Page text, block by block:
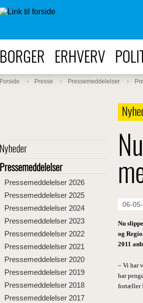
BORGER ERHVERV
Forside Presse Pressemeddelelser
Nyheder
Pressemeddelelser
Pressemeddelelser 2026
Pressemeddelelser 2025
Pressemeddelelser 2024
Pressemeddelelser 2023
Pressemeddelelser 2022
Pressemeddelelser 2021
Pressemeddelelser 2020
Pressemeddelelser 2019
Pressemeddelelser 2018
Pressemeddelelser 2017
06-
Nu
og
2011
– Vi har
har
fortæller